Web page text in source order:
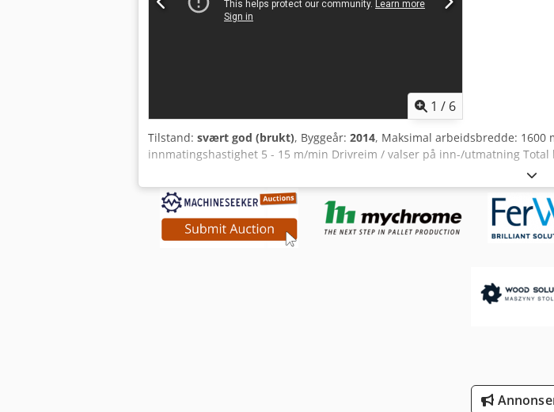
1 / 6
Tilstand: svært god (brukt), Byggeår: 2014, Maksimal arbeidsbredde: 1600
innmatingshastighet 5 - 15 m/min Drivreim / valser på inn-/utmatning Total